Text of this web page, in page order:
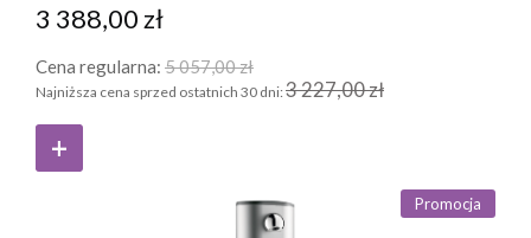
3 388,00 zł
Cena regularna: 5 057,00 zł
Najniższa cena sprzed ostatnich 30 dni: 3 227,00 zł
Promocja